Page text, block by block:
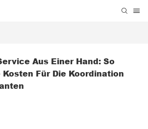
Aus Einer Hand: So
Kosten Für Die Koordination